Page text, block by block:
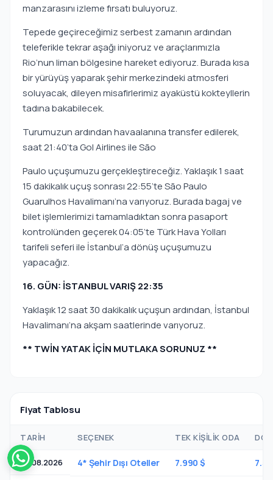
manzarasını izleme fırsatı buluyoruz.
Tepede geçireceğimiz serbest zamanın ardından
teleferikle tekrar aşağı iniyoruz ve araçlarımızla
Rio’nun liman bölgesine hareket ediyoruz. Burada kısa
bir yürüyüş yaparak şehir merkezindeki atmosferi
soluyacak, dileyen misafirlerimiz ayaküstü kokteyllerin
tadına bakabilecek.
Turumuzun ardından havaalanına transfer edilerek,
saat 21:40’ta Gol Airlines ile São
Paulo uçuşumuzu gerçekleştireceğiz. Yaklaşık 1 saat
15 dakikalık uçuş sonrası 22:55’te São Paulo
Guarulhos Havalimanı’na varıyoruz. Burada bagaj ve
bilet işlemlerimizi tamamladıktan sonra pasaport
kontrolünden geçerek 04:05’te Türk Hava Yolları
tarifeli seferi ile İstanbul’a dönüş uçuşumuzu
yapacağız.
16. GÜN: İSTANBUL VARIŞ 22:35
Yaklaşık 12 saat 30 dakikalık uçuşun ardından, İstanbul
Havalimanı’na akşam saatlerinde varıyoruz.
** TWİN YATAK İÇİN MUTLAKA SORUNUZ **
Fiyat Tablosu
TARIH SEÇENEK TEK KIŞILIK ODA
20.08.2026 4* Şehir Dışı Oteller 7.990 $